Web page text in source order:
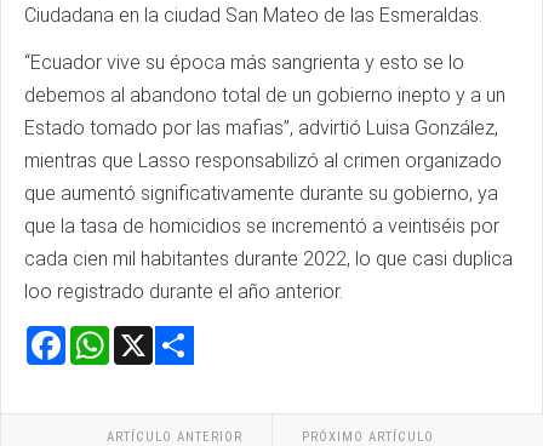
Ciudadana en la ciudad San Mateo de las Esmeraldas.
“Ecuador vive su época más sangrienta y esto se lo
debemos al abandono total de un gobierno inepto y a un
Estado tomado por las mafias”, advirtió Luisa González,
mientras que Lasso responsabilizó al crimen organizado
que aumentó significativamente durante su gobierno, ya
que la tasa de homicidios se incrementó a veintiséis por
cada cien mil habitantes durante 2022, lo que casi duplica
loo registrado durante el año anterior.
Facebook
WhatsApp
ARTÍCULO ANTERIOR PRÓXIMO ARTÍCULO